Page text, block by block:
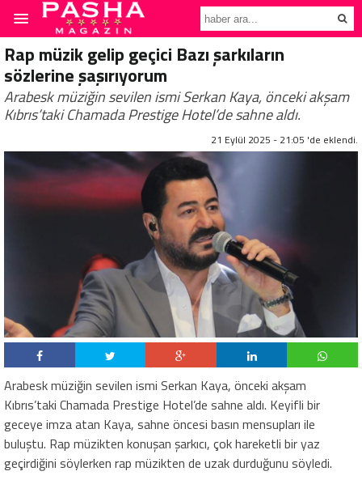
Rap müzik gelip geçici Bazı şarkıların
sözlerine şaşırıyorum
Arabesk müziğin sevilen ismi Serkan Kaya, önceki akşam
Kıbrıs’taki Chamada Prestige Hotel’de sahne aldı.
21 Eylül 2025 - 21:05 'de eklendi.
Arabesk müziğin sevilen ismi Serkan Kaya, önceki akşam
Kıbrıs’taki Chamada Prestige Hotel’de sahne aldı. Keyifli bir
geceye imza atan Kaya, sahne öncesi basın mensupları ile
buluştu. Rap müzikten konuşan şarkıcı, çok hareketli bir yaz
geçirdiğini söylerken rap müzikten de uzak durduğunu söyledi.